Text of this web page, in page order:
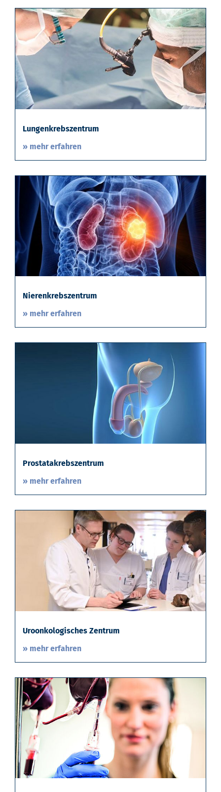
Lungenkrebszentrum
» mehr erfahren
Nierenkrebszentrum
» mehr erfahren
Prostatakrebszentrum
» mehr erfahren
Uroonkologisches Zentrum
» mehr erfahren